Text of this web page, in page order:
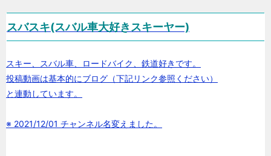
スバスキ(スバル車大好きスキーヤー)
スキー、スバル車、ロードバイク、鉄道好きです。
投稿動画は基本的にブログ（下記リンク参照ください）
と連動しています。
※ 2021/12/01 チャンネル名変えました。